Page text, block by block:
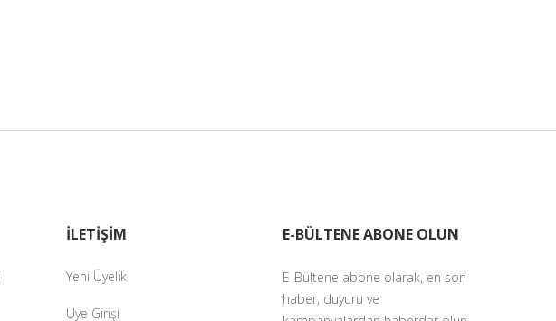
İLETİŞİM
Yeni Üyelik
Üye Girişi
E-BÜLTENE ABONE OLUN
E-Bültene abone olarak, en son
haber, duyuru ve